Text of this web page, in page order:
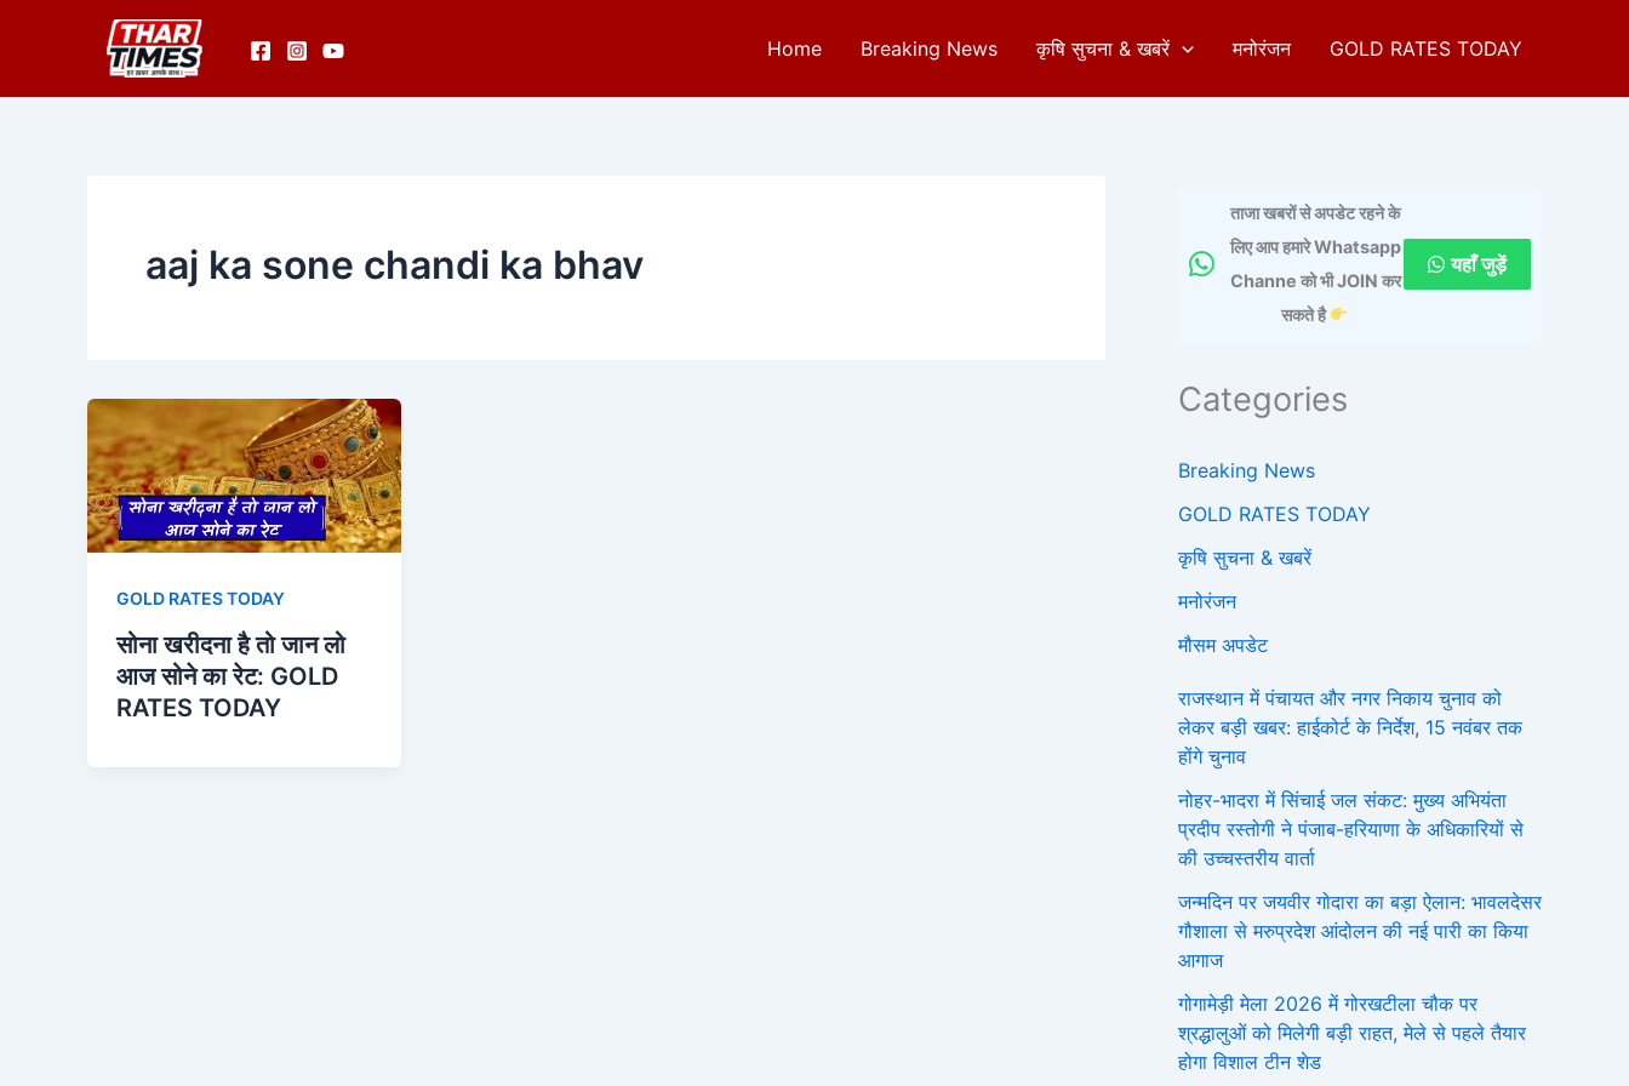
Home Breaking News कृषि सुचना & खबरें मनोरंजन GOLD RATES TODAY
aaj ka sone chandi ka bhav
GOLD RATES TODAY
सोना खरीदना है तो जान लो
आज सोने का रेट: GOLD
RATES TODAY
ताजा खबरों से अपडेट रहने के
लिए आप हमारे Whatsapp
Channe को भी JOIN कर
सकते है
यहाँ जुड़ें
Categories
Breaking News
GOLD RATES TODAY
कृषि सुचना & खबरें
मनोरंजन
मौसम अपडेट
राजस्थान में पंचायत और नगर निकाय चुनाव को
लेकर बड़ी खबर: हाईकोर्ट के निर्देश, 15 नवंबर तक
होंगे चुनाव
नोहर-भादरा में सिंचाई जल संकट: मुख्य अभियंता
प्रदीप रस्तोगी ने पंजाब-हरियाणा के अधिकारियों से
की उच्चस्तरीय वार्ता
जन्मदिन पर जयवीर गोदारा का बड़ा ऐलान: भावलदेसर
गौशाला से मरुप्रदेश आंदोलन की नई पारी का किया
आगाज
गोगामेड़ी मेला 2026 में गोरखटीला चौक पर
श्रद्धालुओं को मिलेगी बड़ी राहत, मेले से पहले तैयार
होगा विशाल टीन शेड